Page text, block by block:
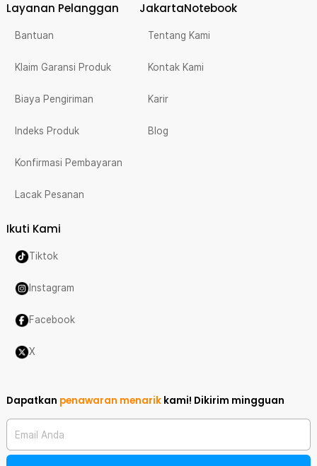
Layanan Pelanggan
Bantuan
Klaim Garansi Produk
Biaya Pengiriman
Indeks Produk
Konfirmasi Pembayaran
Lacak Pesanan
JakartaNotebook
Tentang Kami
Kontak Kami
Karir
Blog
Ikuti Kami
Tiktok
Instagram
Facebook
X
Dapatkan penawaran menarik kami! Dikirim mingguan
Email Anda